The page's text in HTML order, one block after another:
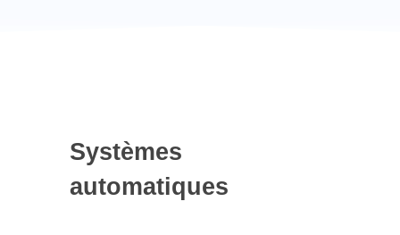
Systèmes
automatiques